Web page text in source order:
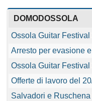
DOMODOSSOLA
Ossola Guitar Festival
Arresto per evasione
Ossola Guitar Festival
Offerte di lavoro del
Salvadori e